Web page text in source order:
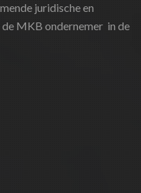
juridische en
MKB ondernemer in de